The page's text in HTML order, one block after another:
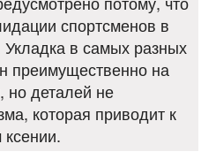
спортсменов в
в самых разных
преимущественно на
но деталей не
которая приводит к